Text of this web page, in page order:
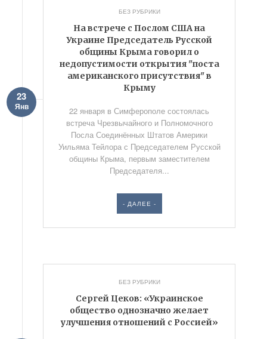
БЕЗ РУБРИКИ
На встрече с Послом США на
Украине Председатель Русской
общины Крыма говорил о
недопустимости открытия "поста
американского присутствия" в
Крыму
23
Янв
22 января в Симферополе состоялась
встреча Чрезвычайного и Полномочного
Посла Соединённых Штатов Америки
Уильяма Тейлора с Председателем Русской
общины Крыма, первым заместителем
Председателя...
- ДАЛЕЕ -
БЕЗ РУБРИКИ
Сергей Цеков: «Украинское
общество однозначно желает
улучшения отношений с Россией»